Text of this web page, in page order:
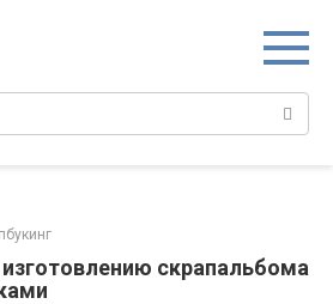
скрапальбома